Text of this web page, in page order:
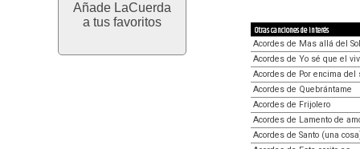
Añade LaCuerda
a tus favoritos
Otras canciones de interés
Acordes de Mas allá del Sol
Acordes de Yo sé que el
Acordes de Por encima del
Acordes de Quebrántame
Acordes de Frijolero
Acordes de Lamento de
Acordes de Santo (una